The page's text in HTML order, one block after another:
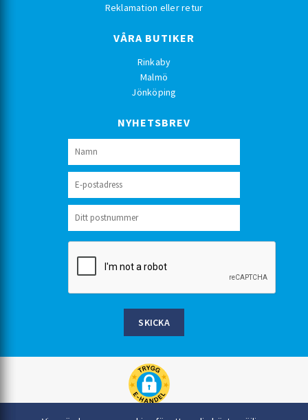
Reklamation eller retur
VÅRA BUTIKER
Rinkaby
Malmö
Jönköping
NYHETSBREV
SKICKA
Rinkaby Rör AB, Box 54, 296 21 Åhus